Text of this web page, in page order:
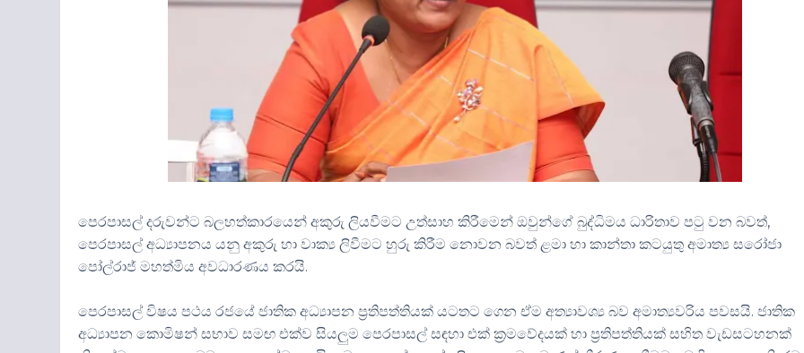
පෙරපාසල් දරුවන්ට බලහත්කාරයෙන් අකුරු ලියවීමට උත්සාහ කිරීමෙන් ඔවුන්ගේ බුද්ධිමය ධාරිතාව පටු වන බවත්,
පෙරපාසල් අධ්‍යාපනය යනු අකුරු හා වාක්‍ය ලිවීමට හුරු කිරීම නොවන බවත් ළමා හා කාන්තා කටයුතු අමාත්‍ය සරෝජා
පෝල්රාජ් මහත්මිය අවධාරණය කරයි.
පෙරපාසල් විෂය පථය රජයේ ජාතික අධ්‍යාපන ප්‍රතිපත්තියක් යටතට ගෙන ඒම අත්‍යාවශ්‍ය බව අමාත්‍යවරිය පවසයි. ජාතික
අධ්‍යාපන කොමිෂන් සභාව සමඟ එක්ව සියලුම පෙරපාසල් සඳහා එක් ක්‍රමවේදයක් හා ප්‍රතිපත්තියක් සහිත වැඩසටහනක්